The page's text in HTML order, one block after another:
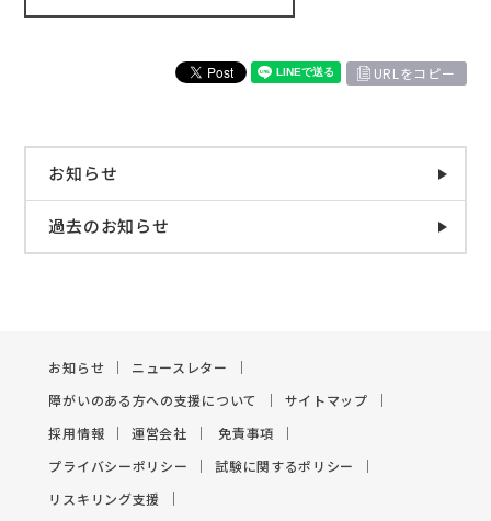
URLをコピー
お知らせ
過去のお知らせ
お知らせ
ニュースレター
障がいのある方への支援について
サイトマップ
採用情報
運営会社
免責事項
プライバシーポリシー
試験に関するポリシー
リスキリング支援